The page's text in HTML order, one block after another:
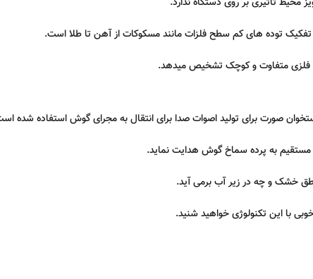
فلزی متفاوت و کوچک تشخیص میدهد.
صورت برای تولید اصوات صدا برای انتقال به مجرای گوش استفاده شده
مستقیم به پرده سماخ گوش هدایت نماید.
با این تکنولوژی خواهید شنید.